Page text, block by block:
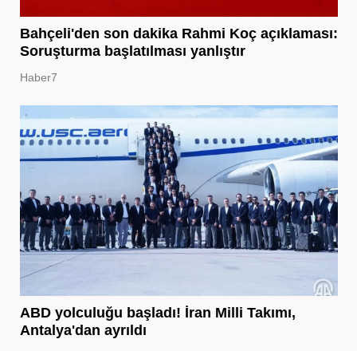
Bahçeli'den son dakika Rahmi Koç açıklaması:
Soruşturma başlatılması yanlıştır
Haber7
ABD yolculuğu başladı! İran Milli Takımı,
Antalya'dan ayrıldı